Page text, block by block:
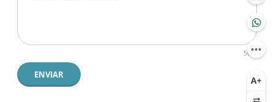
500
ENVIAR